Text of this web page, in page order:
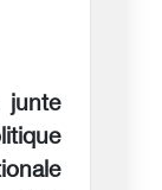
junte